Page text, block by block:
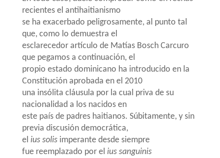
recientes el antihaitianismo
se ha exacerbado peligrosamente, al punto tal
que, como lo demuestra el
esclarecedor artículo de Matías Bosch Carcuro
que pegamos a continuación, el
propio estado dominicano ha introducido en la
Constitución aprobada en el 2010
una insólita cláusula por la cual priva de su
nacionalidad a los nacidos en
este país de padres haitianos. Súbitamente, y sin
previa discusión democrática,
el ius solisimperante desde siempre
fue reemplazado por el ius sanguinis